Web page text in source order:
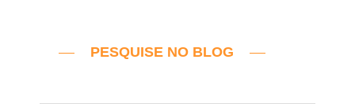
posts
PESQUISE NO BLOG